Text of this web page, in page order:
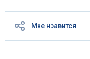
Мне нравится!